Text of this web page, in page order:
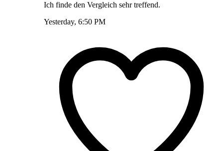
Ich finde den Vergleich sehr treffend.
Yesterday, 6:50 PM